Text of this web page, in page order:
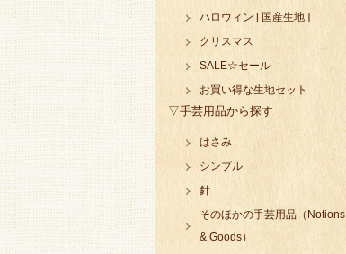
ハロウィン [ 国産生地 ]
クリスマス
SALE☆セール
お買い得な生地セット
▽手芸用品から探す
はさみ
シンブル
針
そのほかの手芸用品（Notions
& Goods）